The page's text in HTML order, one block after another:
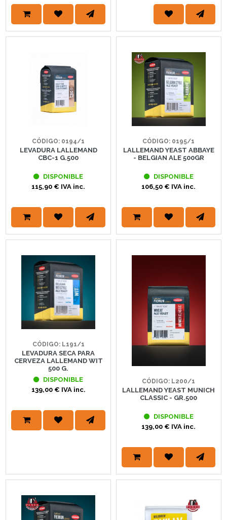
CÓDIGO: 0194/1
LEVADURA LALLEMAND
CBC-1 G.500
DISPONIBLE
115,90 € IVA inc.
CÓDIGO: 0195/1
LALLEMAND YEAST ABBAYE
- BELGIAN ALE 500GR
DISPONIBLE
106,50 € IVA inc.
CÓDIGO: L191/1
LEVADURA SECA PARA
CERVEZA LALLEMAND WIT
500 G.
DISPONIBLE
139,00 € IVA inc.
CÓDIGO: L200/1
LALLEMAND YEAST MUNICH
CLASSIC - GR.500
DISPONIBLE
139,00 € IVA inc.